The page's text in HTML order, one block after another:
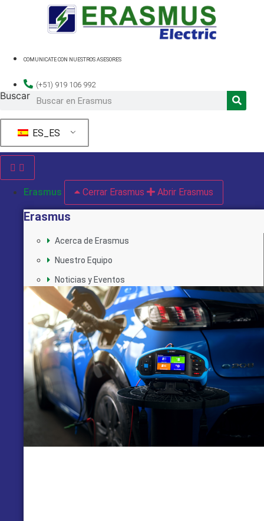
COMUNICATE CON NUESTROS ASESORES
(+51) 919 106 992
Buscar
ES_ES
Erasmus Cerrar Erasmus Abrir Erasmus
Erasmus
Acerca de Erasmus
Nuestro Equipo
Noticias y Eventos